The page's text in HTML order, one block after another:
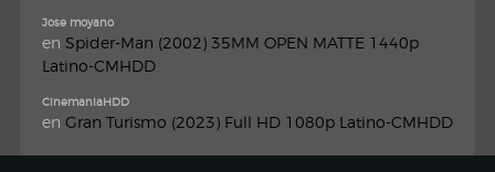
Jose moyano
en Spider-Man (2002) 35MM OPEN MATTE 1440p
Latino-CMHDD
CinemaniaHDD
en Gran Turismo (2023) Full HD 1080p Latino-CMHDD